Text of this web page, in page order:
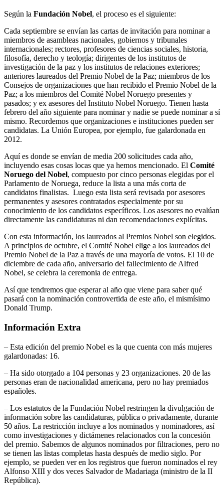
Según la Fundación Nobel, el proceso es el siguiente:
Cada septiembre se envían las cartas de invitación para nominar a
miembros de asambleas nacionales, gobiernos y tribunales
internacionales; rectores, profesores de ciencias sociales, historia,
filosofía, derecho y teología; dirigentes de los institutos de
investigación de la paz y los institutos de relaciones exteriores;
anteriores laureados del Premio Nobel de la Paz; miembros de los
Consejos de organizaciones que han recibido el Premio Nobel de la
Paz; a los miembros del Comité Nobel Noruego presentes y
pasados; y ex asesores del Instituto Nobel Noruego. Tienen hasta
febrero del año siguiente para nominar y nadie se puede nominar a sí
mismo. Recordemos que organizaciones e instituciones pueden ser
candidatas. La Unión Europea, por ejemplo, fue galardonada en
2012.
Aquí es donde se envían de media 200 solicitudes cada año,
incluyendo esas cosas locas que ya hemos mencionado. El Comité
Noruego del Nobel, compuesto por cinco personas elegidas por el
Parlamento de Noruega, reduce la lista a una más corta de
candidatos finalistas. Luego esta lista será revisada por asesores
permanentes y asesores contratados especialmente por su
conocimiento de los candidatos específicos. Los asesores no evalúan
directamente las candidaturas ni dan recomendaciones explícitas.
Con esta información, los laureados al Premios Nobel son elegidos.
A principios de octubre, el Comité Nobel elige a los laureados del
Premio Nobel de la Paz a través de una mayoría de votos. El 10 de
diciembre de cada año, aniversario del fallecimiento de Alfred
Nobel, se celebra la ceremonia de entrega.
Así que tendremos que esperar al año que viene para saber qué
pasará con la nominación controvertida de este año, el mismísimo
Donald Trump.
Información Extra
– Esta edición del premio Nobel es la que cuenta con más mujeres
galardonadas: 16.
– Ha sido otorgado a 104 personas y 23 organizaciones. 20 de las
personas eran de nacionalidad americana, pero no hay premiados
españoles.
– Los estatutos de la Fundación Nobel restringen la divulgación de
información sobre las candidaturas, pública o privadamente, durante
50 años. La restricción incluye a los nominados y nominadores, así
como investigaciones y dictámenes relacionados con la concesión
del premio. Sabemos de algunos nominados por filtraciones, pero no
se tienen las listas completas hasta después de medio siglo. Por
ejemplo, se pueden ver en los registros que fueron nominados el rey
Alfonso XIII y dos veces Salvador de Madariaga (ministro de la II
República).